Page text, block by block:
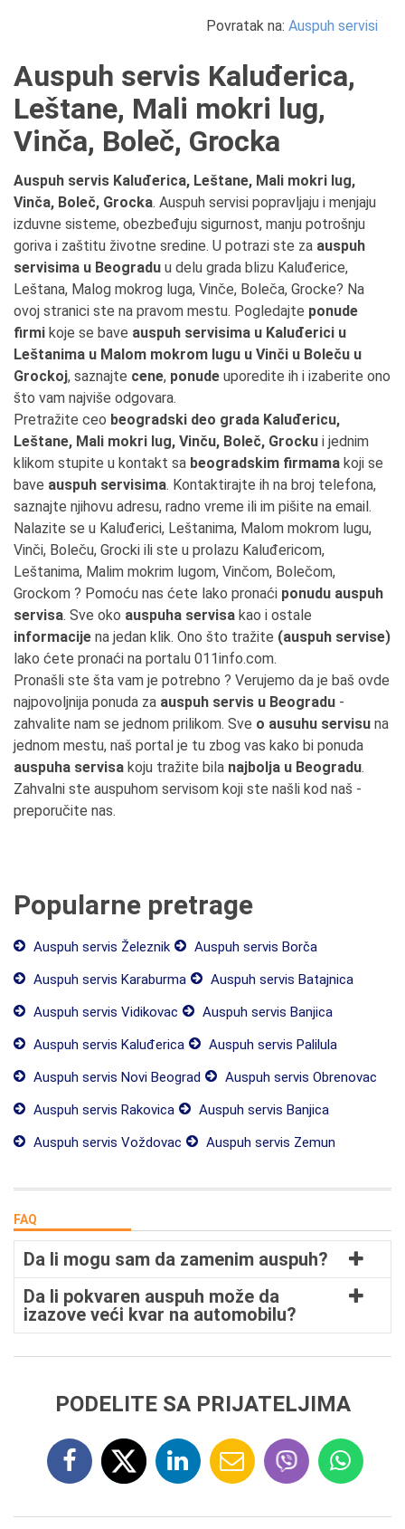
Povratak na: Auspuh servisi
Auspuh servis Kaluđerica,
Leštane, Mali mokri lug,
Vinča, Boleč, Grocka
Auspuh servis Kaluđerica, Leštane, Mali mokri lug,
Vinča, Boleč, Grocka. Auspuh servisi popravljaju i menjaju
izduvne sisteme, obezbeđuju sigurnost, manju potrošnju
goriva i zaštitu životne sredine. U potrazi ste za auspuh
servisima u Beogradu u delu grada blizu Kaluđerice,
Leštana, Malog mokrog luga, Vinče, Boleča, Grocke? Na
ovoj stranici ste na pravom mestu. Pogledajte ponude
firmi koje se bave auspuh servisima u Kaluđerici u
Leštanima u Malom mokrom lugu u Vinči u Boleču u
Grockoj, saznajte cene, ponude uporedite ih i izaberite ono
što vam najviše odgovara.
Pretražite ceo beogradski deo grada Kaluđericu,
Leštane, Mali mokri lug, Vinču, Boleč, Grocku i jednim
klikom stupite u kontakt sa beogradskim firmama koji se
bave auspuh servisima. Kontaktirajte ih na broj telefona,
saznajte njihovu adresu, radno vreme ili im pišite na email.
Nalazite se u Kaluđerici, Leštanima, Malom mokrom lugu,
Vinči, Boleču, Grocki ili ste u prolazu Kaluđericom,
Leštanima, Malim mokrim lugom, Vinčom, Bolečom,
Grockom ? Pomoću nas ćete lako pronaći ponudu auspuh
servisa. Sve oko auspuha servisa kao i ostale
informacije na jedan klik. Ono što tražite (auspuh servise)
lako ćete pronaći na portalu 011info.com.
Pronašli ste šta vam je potrebno ? Verujemo da je baš ovde
najpovoljnija ponuda za auspuh servis u Beogradu -
zahvalite nam se jednom prilikom. Sve o ausuhu servisu na
jednom mestu, naš portal je tu zbog vas kako bi ponuda
auspuha servisa koju tražite bila najbolja u Beogradu.
Zahvalni ste auspuhom servisom koji ste našli kod naš -
preporučite nas.
Popularne pretrage
Auspuh servis Železnik
Auspuh servis Borča
Auspuh servis Karaburma
Auspuh servis Batajnica
Auspuh servis Vidikovac
Auspuh servis Banjica
Auspuh servis Kaluđerica
Auspuh servis Palilula
Auspuh servis Novi Beograd
Auspuh servis Obrenovac
Auspuh servis Rakovica
Auspuh servis Banjica
Auspuh servis Voždovac
Auspuh servis Zemun
FAQ
Da li mogu sam da zamenim auspuh?
Da li pokvaren auspuh može da
izazove veći kvar na automobilu?
PODELITE SA PRIJATELJIMA